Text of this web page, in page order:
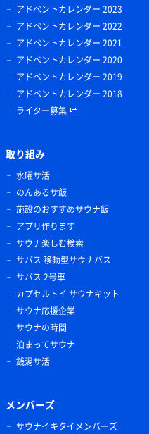
アドベントカレンダー 2023
アドベントカレンダー 2022
アドベントカレンダー 2021
アドベントカレンダー 2020
アドベントカレンダー 2019
アドベントカレンダー 2018
ライター募集
取り組み
水曜サ活
のんあるサ飯
施設のおすすめサウナ飯
アプリ作ります
サウナ楽しむ検索
サバス 移動型サウナバス
サバス 2号車
カプセルトイ サウナキット
サウナ応援企業
サウナの時間
泊まってサウナ
銭湯サ活
メンバーズ
サウナイキタイメンバーズ